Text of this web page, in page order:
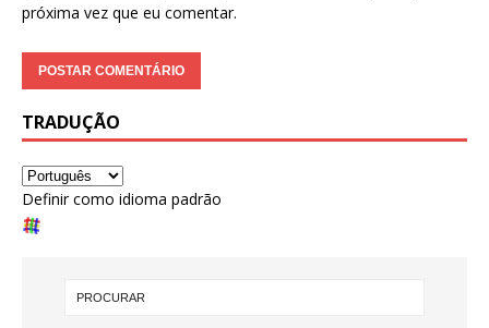
próxima vez que eu comentar.
TRADUÇÃO
Definir como idioma padrão